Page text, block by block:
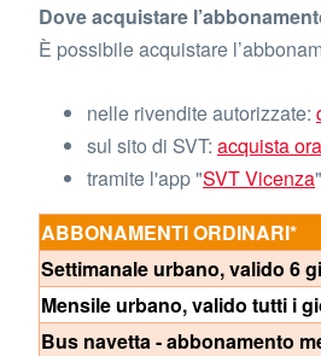
Dove acquistare
È possibile acquistare
nelle rivendite autorizzate:
sul sito di SVT: acquista ora
tramite l'app "SVT Vicenza"
ABBONAMENTI ORDINARI*
Settimanale urbano, valido 6
Mensile urbano, valido tutti i
Bus navetta - abbonamento